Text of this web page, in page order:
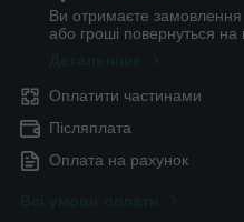
Ви отримаєте замовлення
або гроші повернуться на
Оплатити частинами
Післяплата
Оплата на рахунок